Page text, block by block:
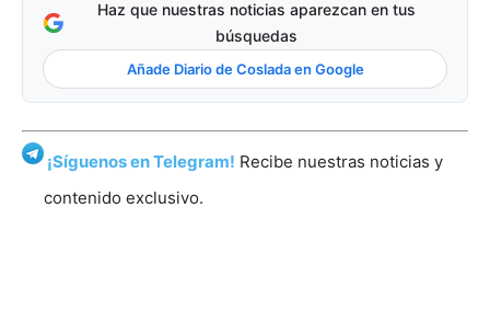
Haz que nuestras noticias aparezcan en tus
búsquedas
Añade Diario de Coslada en Google
¡Síguenos en Telegram! Recibe nuestras noticias y
contenido exclusivo.